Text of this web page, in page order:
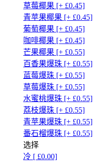
草莓椰果 [+ £0.45]
青苹果椰果 [+ £0.45]
葡萄椰果 [+ £0.45]
咖啡椰果 [+ £0.45]
芒果椰果 [+ £0.55]
百香果爆珠 [+ £0.55]
蓝莓爆珠 [+ £0.55]
草莓爆珠 [+ £0.55]
水蜜桃爆珠 [+ £0.55]
荔枝爆珠 [+ £0.55]
青苹果爆珠 [+ £0.55]
番石榴爆珠 [+ £0.55]
选择
冷 [ £0.00]